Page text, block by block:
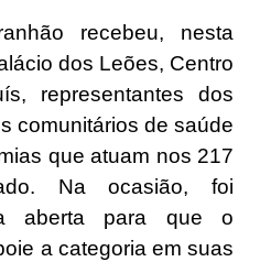
recebeu, nesta
dos Leões, Centro
representantes dos
comunitários de saúde
que atuam nos 217
Na ocasião, foi
aberta para que o
a categoria em suas